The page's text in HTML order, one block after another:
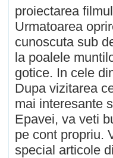
proiectarea
Urmatoarea
cunoscuta sub
la poalele
gotice. In cele
Dupa vizitarea
mai interesante
Epavei, va veti
pe cont propriu.
special articole